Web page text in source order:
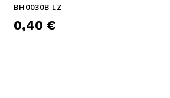
BH0030B LZ
0,40 €